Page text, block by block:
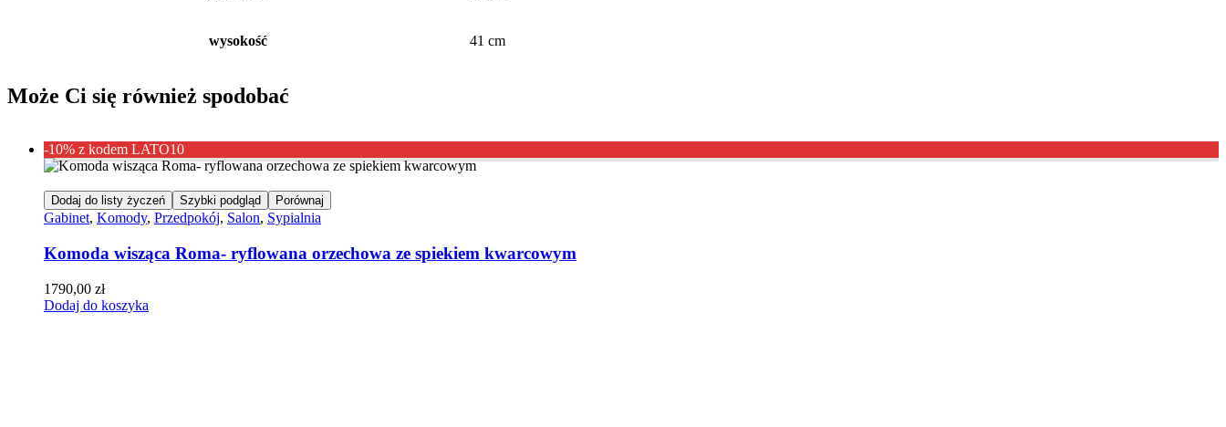
wysokość 41 cm
Może Ci się również spodobać
-10% z kodem LATO10
Dodaj do listy życzeń Szybki podgląd Porównaj
Gabinet, Komody, Przedpokój, Salon, Sypialnia
Komoda wisząca Roma- ryflowana orzechowa ze spiekiem kwarcowym
1790,00 zł
Dodaj do koszyka